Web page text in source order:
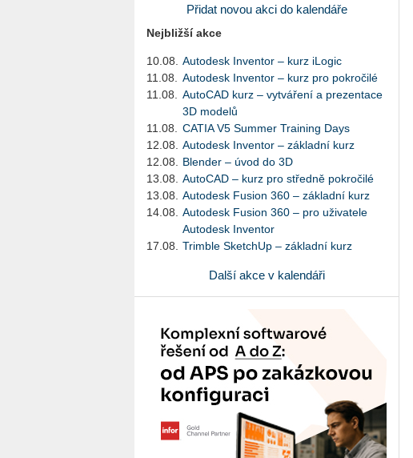
Přidat novou akci do kalendáře
Nejbližší akce
10.08.
Autodesk Inventor – kurz iLogic
11.08.
Autodesk Inventor – kurz pro pokročilé
11.08.
AutoCAD kurz – vytváření a prezentace
3D modelů
11.08.
CATIA V5 Summer Training Days
12.08.
Autodesk Inventor – základní kurz
12.08.
Blender – úvod do 3D
13.08.
AutoCAD – kurz pro středně pokročilé
13.08.
Autodesk Fusion 360 – základní kurz
14.08.
Autodesk Fusion 360 – pro uživatele
Autodesk Inventor
17.08.
Trimble SketchUp – základní kurz
Další akce v kalendáři